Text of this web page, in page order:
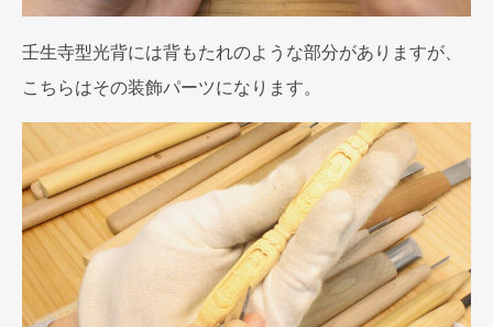
壬生寺型光背には背もたれのような部分がありますが、
こちらはその装飾パーツになります。